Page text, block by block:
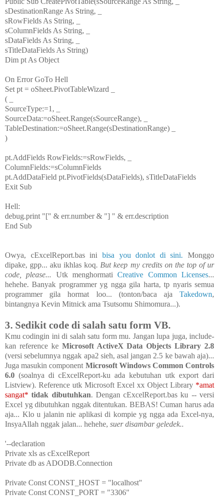
sDestinationRange As String, _
sRowFields As String, _
sColumnFields As String, _
sDataFields As String, _
sTitleDataFields As String)
Dim pt As Object
On Error GoTo Hell
Set pt = oSheet.PivotTableWizard _
( _
SourceType:=1, _
SourceData:=oSheet.Range(sSourceRange), _
TableDestination:=oSheet.Range(sDestinationRange) _
)
pt.AddFields RowFields:=sRowFields, _
ColumnFields:=sColumnFields
pt.AddDataField pt.PivotFields(sDataFields), sTitleDataFields
Exit Sub
Hell:
debug.print "[" & err.number & "] " & err.description
End Sub
Owya, cExcelReport.bas ini bisa you donlot di sini. Monggo
dipake, gpp... aku ikhlas koq. But keep my credits on the top of ur
code, please... Utk menghormatiCreative Common Licenses...
hehehe. Banyak programmer yg ngga gila harta, tp nyaris semua
programmer gila hormat loo... (tonton/baca aja Takedown,
bintangnya Kevin Mitnick ama Tsutsomu Shimomura...).
3. Sedikit code di salah satu form VB.
Kmu codingin ini di salah satu form mu. Jangan lupa juga, include-
kan reference ke Microsoft ActiveX Data Objects Library 2.8
(versi sebelumnya nggak apa2 sieh, asal jangan 2.5 ke bawah aja)...
Juga masukin component Microsoft Windows Common Controls
6.0 (soalnya di cExcelReport-ku ada kebutuhan utk export dari
Listview). Reference utk Microsoft Excel xx Object Library *amat
sangat* tidak dibutuhkan. Dengan cExcelReport.bas ku -- versi
Excel yg dibutuhkan nggak ditentukan. BEBAS! Cuman harus ada
aja... Klo u jalanin nie aplikasi di kompie yg ngga ada Excel-nya,
InsyaAllah nggak jalan... hehehe, suer disambar geledek..
'--declaration
Private xls as cExcelReport
Private db as ADODB.Connection
Private Const CONST_HOST = "localhost"
Private Const CONST_PORT = "3306"